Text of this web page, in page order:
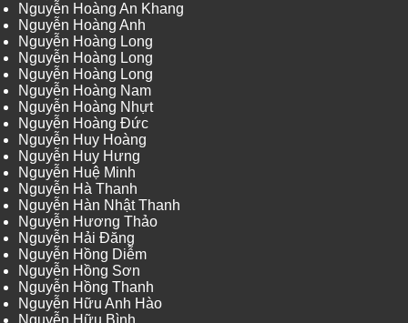
Nguyễn Hoàng An Khang
Nguyễn Hoàng Anh
Nguyễn Hoàng Long
Nguyễn Hoàng Long
Nguyễn Hoàng Long
Nguyễn Hoàng Nam
Nguyễn Hoàng Nhựt
Nguyễn Hoàng Đức
Nguyễn Huy Hoàng
Nguyễn Huy Hưng
Nguyễn Huệ Minh
Nguyễn Hà Thanh
Nguyễn Hàn Nhật Thanh
Nguyễn Hương Thảo
Nguyễn Hải Đăng
Nguyễn Hồng Diễm
Nguyễn Hồng Sơn
Nguyễn Hồng Thanh
Nguyễn Hữu Anh Hào